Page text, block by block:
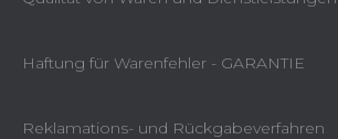
Haftung für Warenfehler - GARANTIE
Reklamations- und Rückgabeverfahren